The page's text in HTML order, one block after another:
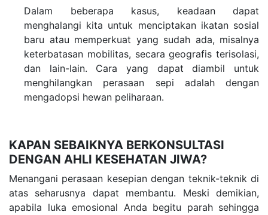
Dalam beberapa kasus, keadaan dapat
menghalangi kita untuk menciptakan ikatan sosial
baru atau memperkuat yang sudah ada, misalnya
keterbatasan mobilitas, secara geografis terisolasi,
dan lain-lain. Cara yang dapat diambil untuk
menghilangkan perasaan sepi adalah dengan
mengadopsi hewan peliharaan.
KAPAN SEBAIKNYA BERKONSULTASI
DENGAN AHLI KESEHATAN JIWA?
Menangani perasaan kesepian dengan teknik-teknik di
atas seharusnya dapat membantu. Meski demikian,
apabila luka emosional Anda begitu parah sehingga